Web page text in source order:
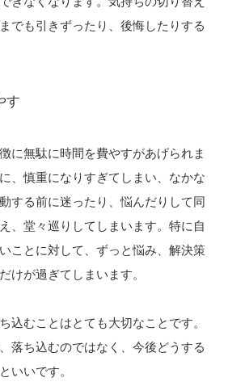
でも引きずったり、後悔したりする
す
に無駄に時間を費やすがあげられま
、慎重になりすぎてしまい、なかな
する前に迷ったり、悩んだりして同
、堂々巡りしてしまいます。特に自
ことに対して、ずっと悩み、解決策
けが過ぎてしまいます。
込むことはとても大切なことです。
落ち込むのではなく、今後どうする
いいです。